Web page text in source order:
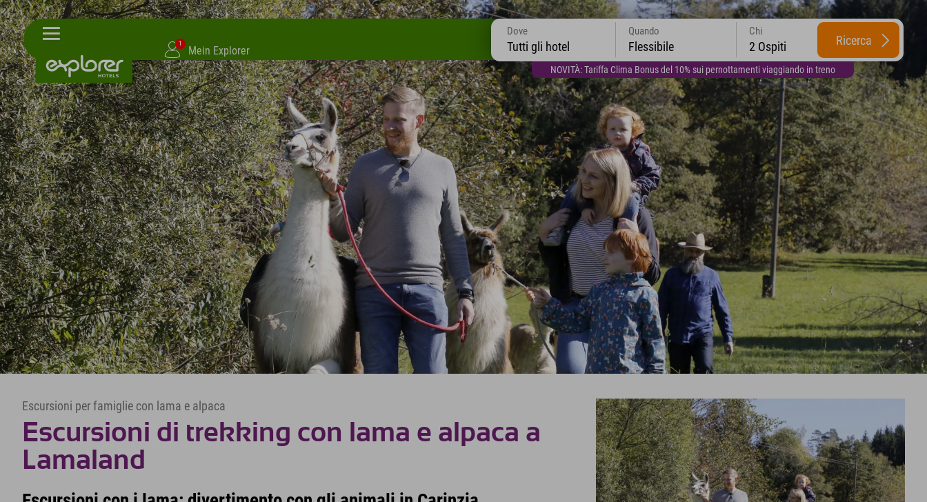
1
Mein Explorer
NOVITÀ: Tariffa Clima Bonus del 10% sui pernottamenti viaggiando in treno
Dove
Tutti gli hotel
Quando
Flessibile
Chi
2 Ospiti Ricerca
Escursioni per famiglie con lama e alpaca
Escursioni di trekking con lama e alpaca a
Lamaland